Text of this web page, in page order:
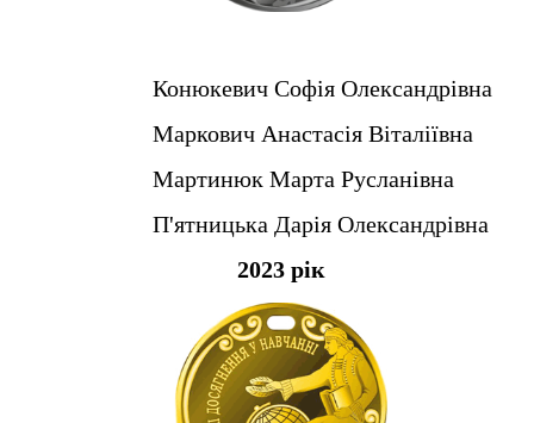
Конюкевич Софія Олександрівна
Маркович Анастасія Віталіївна
Мартинюк Марта Русланівна
П'ятницька Дарія Олександрівна
2023 рік